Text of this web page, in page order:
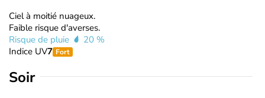
Ciel à moitié nuageux.
Faible risque d'averses.
Risque de pluie
20 %
Indice UV7 Fort
Soir